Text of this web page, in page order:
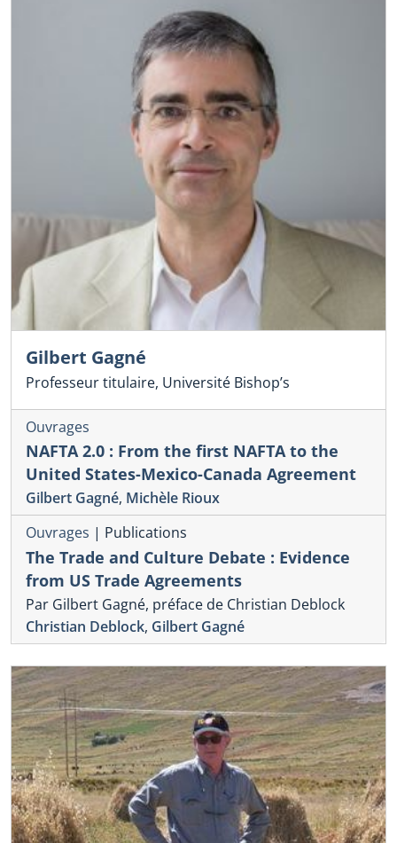
Gilbert Gagné
Professeur titulaire, Université Bishop’s
Ouvrages
NAFTA 2.0 : From the first NAFTA to the
United States-Mexico-Canada Agreement
Gilbert Gagné, Michèle Rioux
Ouvrages | Publications
The Trade and Culture Debate : Evidence
from US Trade Agreements
Par Gilbert Gagné, préface de Christian Deblock
Christian Deblock, Gilbert Gagné